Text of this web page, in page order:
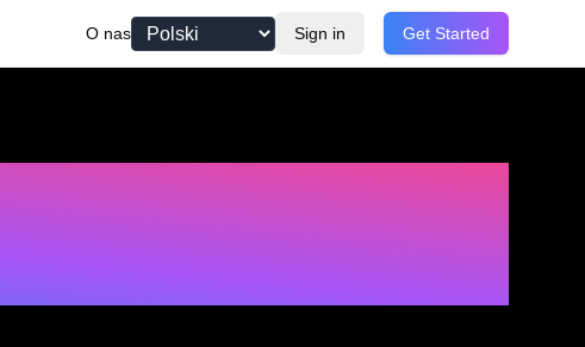
O nas Sign in Get Started
rozszerzenia p